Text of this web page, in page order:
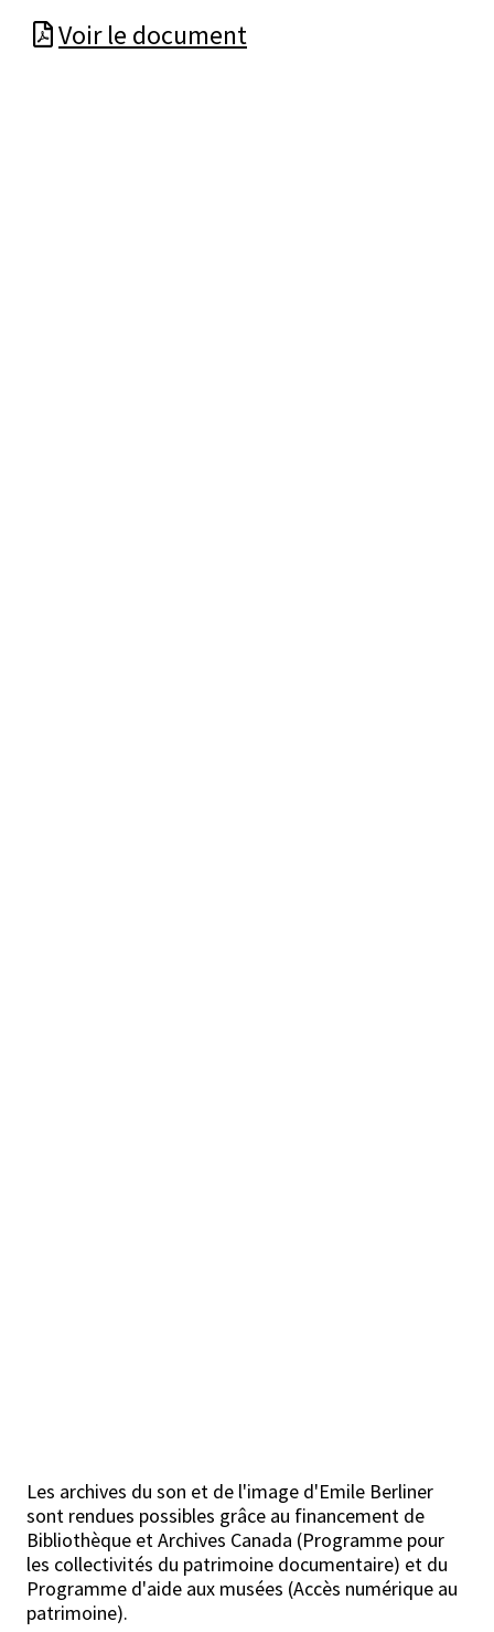
Voir le document
Les archives du son et de l'image d'Emile Berliner
sont rendues possibles grâce au financement de
Bibliothèque et Archives Canada (Programme pour
les collectivités du patrimoine documentaire) et du
Programme d'aide aux musées (Accès numérique au
patrimoine).